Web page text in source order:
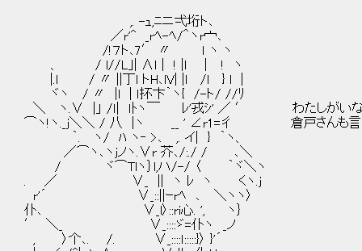
,. -ｭ,ﾆニ弌垳ト､
／r'^ _rﾍ-ﾍ/＾ヽr宀､
/!７ト､7′ 〃 ｌ ヽ ヽ
、 / l//L｣| ∧ｌ | ! |l ｜ ! ヽ
|.l / 〃 ||丁l トH､lV| |l /l } l |
ヾヽ / 〃 |l | ｌ抔卞｀ヽ{ /-ト/ //ﾘ
＼ ヽ.∨ |」 /ｌ| ｌﾄヽ￣ ﾚ'戎ｼ' ／ ′ わたしがいない
⌒ヽ!ヽ._j＼＼ / 八 |ヽ __ ' ∠r1=彳 倉戸さんも言
｀. ヽ/ ﾊ ヽ‐ >､ ,. イ| } ｀ヽ、
／⌒ヽ､ヽjノヽ.∨r 芥､/:./ / ､＼
/ ヾ⌒Tlヽ｝l,ハ/-/ 〈 ｀ヾ＼ヽ
. ／ ∨_ || ヽ ﾚ ヽ くヽ.j
r'´ ∨_::||ｰrﾍ ､ ＼ヽヽ〉
仆､ ∨_l〉::ri心. ', ヽ｝
′ ＼_ ∨_::::ゞ=仆ヽ _ノ
, 〉个､. /. ∨_::::ｌ:::::}〉 }'´